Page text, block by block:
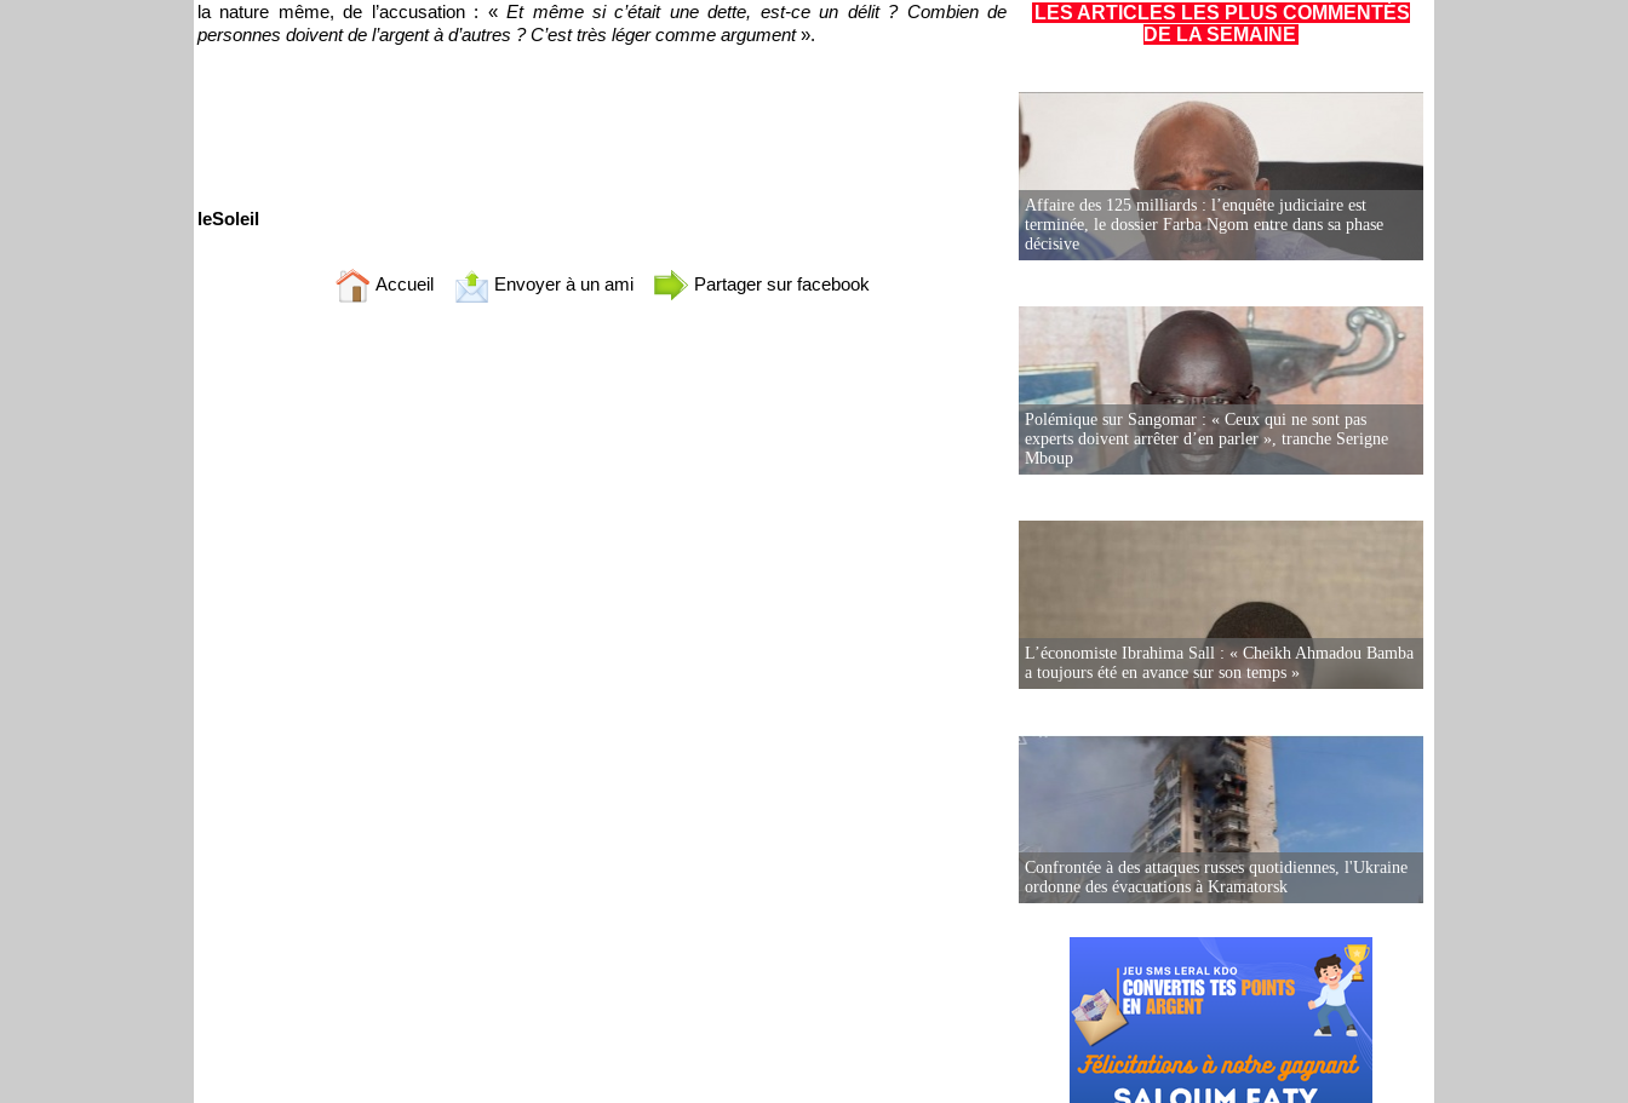
la nature même, de l’accusation : «Et même si c’était une dette, est-ce un délit ? Combien de
personnes doivent de l’argent à d’autres ? C’est très léger comme argument».
leSoleil
Accueil Envoyer à un ami Partager sur facebook
LES ARTICLES LES PLUS COMMENTÉS
DE LA SEMAINE
Affaire des 125 milliards : l’enquête judiciaire est
terminée, le dossier Farba Ngom entre dans sa phase
décisive
Polémique sur Sangomar : « Ceux qui ne sont pas
experts doivent arrêter d’en parler », tranche Serigne
Mboup
L’économiste Ibrahima Sall : « Cheikh Ahmadou Bamba
a toujours été en avance sur son temps »
Confrontée à des attaques russes quotidiennes, l'Ukraine
ordonne des évacuations à Kramatorsk